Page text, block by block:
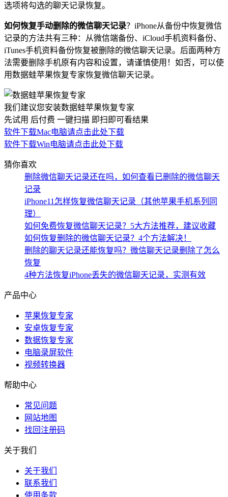
选项将勾选的聊天记录恢复。
如何恢复手动删除的微信聊天记录？iPhone从备份中恢复微信
记录的方法共有三种：从微信端备份、iCloud手机资料备份、
iTunes手机资料备份恢复被删除的微信聊天记录。后面两种方
法需要删除手机原有内容和设置，请谨慎使用！如否，可以使
用数据蛙苹果恢复专家恢复微信聊天记录。
我们建议您安装数据蛙苹果恢复专家
先试用 后付费 一键扫描 即扫即可看结果
软件下载Mac电脑请点击此处下载
软件下载Win电脑请点击此处下载
猜你喜欢
删除微信聊天记录还在吗，如何查看已删除的微信聊天
记录
iPhone11怎样恢复微信聊天记录（其他苹果手机系列同
理）
如何免费恢复微信聊天记录？5大方法推荐，建议收藏
如何恢复删除的微信聊天记录？4个方法解决！
删除的聊天记录还能恢复吗？微信聊天记录删除了怎么
恢复
4种方法恢复iPhone丢失的微信聊天记录，实测有效
产品中心
苹果恢复专家
安卓恢复专家
数据恢复专家
电脑录屏软件
视频转换器
帮助中心
常见问题
网站地图
找回注册码
关于我们
关于我们
联系我们
使用条款